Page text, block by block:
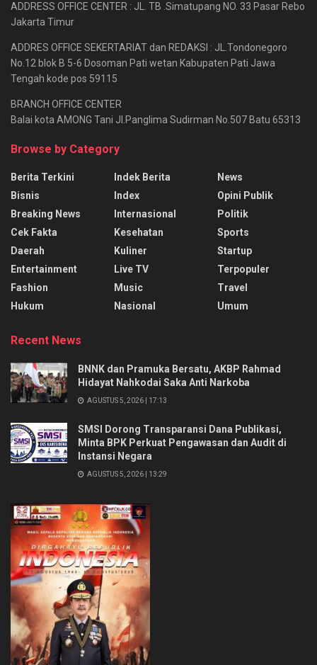
ADDRESS OFFICE CENTER : JL. TB .Simatupang NO. 33 Pasar Rebo
Jakarta Timur
ADDRES OFFICE SEKERTARIAT dan REDAKSI : JL.Tondonegoro
No.12 blok B 5-6 Dosoman Pati wetan Kabupaten Pati Jawa
Tengah kode pos 59115
BRANCH OFFICE CENTER
Balai kota AMONG Tani Jl.Panglima Sudirman No.507 Batu 65313
Browse by Category
Berita Terkini
Bisnis
Breaking News
Cek Fakta
Daerah
Entertainment
Fashion
Hukum
Indek Berita
Index
Internasional
Kesehatan
Kuliner
Live TV
Music
Nasional
News
Opini Publik
Politik
Sports
Startup
Terpopuler
Travel
Umum
Recent News
BNNK dan Pramuka Bersatu, AKBP Rahmad
Hidayat Nahkodai Saka Anti Narkoba
AGUSTUS 5, 2026 | 17:13
SMSI Dorong Transparansi Dana Publikasi,
Minta BPK Perkuat Pengawasan dan Audit di
Instansi Negara
AGUSTUS 5, 2026 | 13:29